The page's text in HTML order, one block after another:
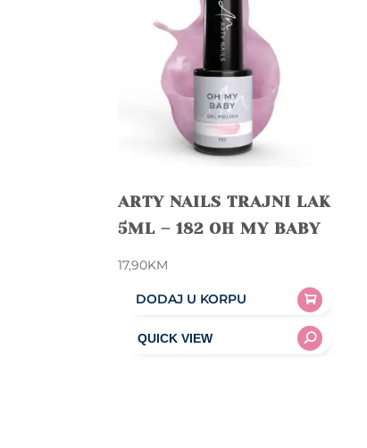
ARTY NAILS TRAJNI LAK
5ML – 182 OH MY BABY
17,90KM
DODAJ U KORPU